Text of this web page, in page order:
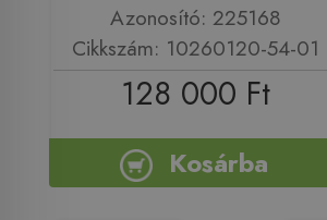
Azonosító: 225168
Cikkszám: 10260120-54-01
128 000 Ft
Kosárba